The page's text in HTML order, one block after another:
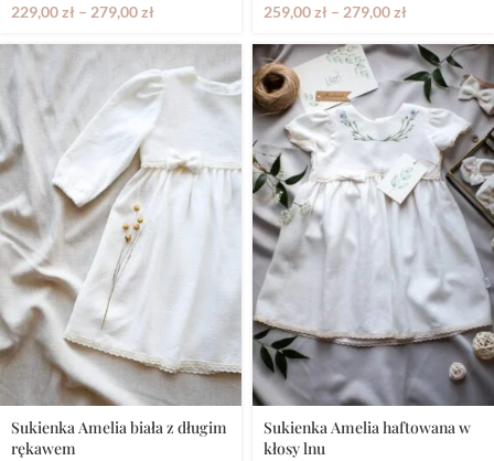
229,00zł – 279,00zł 259,00zł – 279,00zł
Sukienka Amelia biała z długim
rękawem
Sukienka Amelia haftowana w
kłosy lnu